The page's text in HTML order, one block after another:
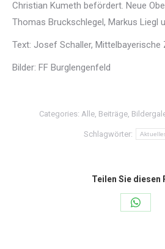
Christian Kumeth befördert. Neue
Thomas Bruckschlegel, Markus Liegl
Text: Josef Schaller, Mittelbayerische
Bilder: FF Burglengenfeld
Categories: Alle, Beiträge,
Schlagwörter:
Teilen Sie diesen
Share